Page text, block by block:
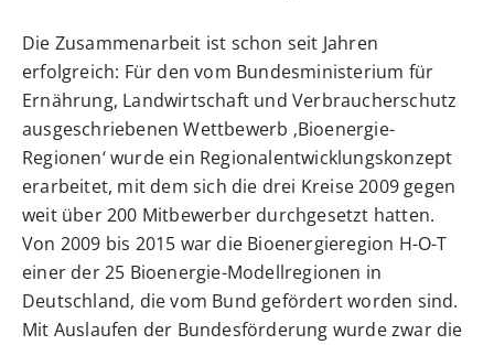
Die Zusammenarbeit ist schon seit Jahren
erfolgreich: Für den vom Bundesministerium für
Ernährung, Landwirtschaft und Verbraucherschutz
ausgeschriebenen Wettbewerb ‚Bioenergie-
Regionen‘ wurde ein Regionalentwicklungskonzept
erarbeitet, mit dem sich die drei Kreise 2009 gegen
weit über 200 Mitbewerber durchgesetzt hatten.
Von 2009 bis 2015 war die Bioenergieregion H-O-T
einer der 25 Bioenergie-Modellregionen in
Deutschland, die vom Bund gefördert worden sind.
Mit Auslaufen der Bundesförderung wurde zwar die